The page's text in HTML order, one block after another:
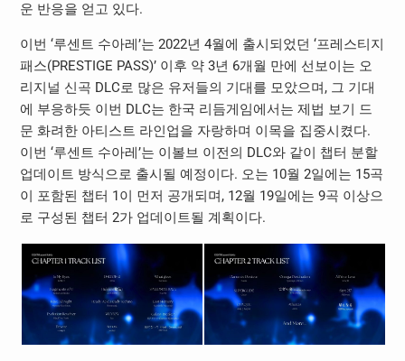
운 반응을 얻고 있다.
이번 ‘루센트 수아레’는 2022년 4월에 출시되었던 ‘프레스티지
패스(PRESTIGE PASS)’ 이후 약 3년 6개월 만에 선보이는 오
리지널 신곡 DLC로 많은 유저들의 기대를 모았으며, 그 기대
에 부응하듯 이번 DLC는 한국 리듬게임에서는 제법 보기 드
문 화려한 아티스트 라인업을 자랑하며 이목을 집중시켰다.
이번 ‘루센트 수아레’는 이볼브 이전의 DLC와 같이 챕터 분할
업데이트 방식으로 출시될 예정이다. 오는 10월 2일에는 15곡
이 포함된 챕터 1이 먼저 공개되며, 12월 19일에는 9곡 이상으
로 구성된 챕터 2가 업데이트될 계획이다.